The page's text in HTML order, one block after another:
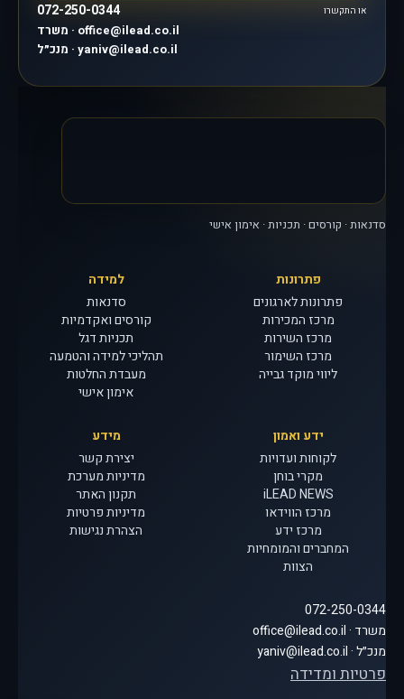
או התקשרו 072-250-0344
משרד · office@ilead.co.il
מנכ״ל · yaniv@ilead.co.il
סדנאות · קורסים · תכניות · אימון אישי
פתרונות
פתרונות לארגונים
מרכז המכירות
מרכז השירות
מרכז השימור
ליווי מוקד גבייה
למידה
סדנאות
קורסים ואקדמיות
תכניות דגל
תהליכי למידה והטמעה
מעבדת החלטות
אימון אישי
ידע ואמון
לקוחות ועדויות
מקרי בוחן
iLEAD NEWS
מרכז הווידאו
מרכז ידע
המחברים והמומחיות
הצוות
מידע
יצירת קשר
מדיניות מערכת
תקנון האתר
מדיניות פרטיות
הצהרת נגישות
072-250-0344
משרד · office@ilead.co.il
מנכ״ל · yaniv@ilead.co.il
פרטיות ומדידה